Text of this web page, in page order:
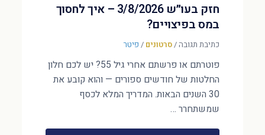
חזק בעו״ש 3/8/2026 – איך לחסוך
במס בפיצויים?
כתיבת תגובה/סרטונים / פיטר
פוטרתם או פרשתם אחרי גיל 55? יש לכם חלון
החלטות של חודשים ספורים — והוא קובע את
30 השנים הבאות. המדריך המלא לכסף
שמשתחרר …